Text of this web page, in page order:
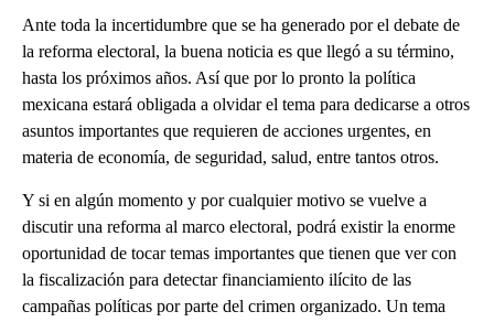
Ante toda la incertidumbre que se ha generado por el debate de
la reforma electoral, la buena noticia es que llegó a su término,
hasta los próximos años. Así que por lo pronto la política
mexicana estará obligada a olvidar el tema para dedicarse a otros
asuntos importantes que requieren de acciones urgentes, en
materia de economía, de seguridad, salud, entre tantos otros.
Y si en algún momento y por cualquier motivo se vuelve a
discutir una reforma al marco electoral, podrá existir la enorme
oportunidad de tocar temas importantes que tienen que ver con
la fiscalización para detectar financiamiento ilícito de las
campañas políticas por parte del crimen organizado. Un tema